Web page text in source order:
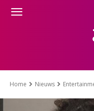
Home Nieuws